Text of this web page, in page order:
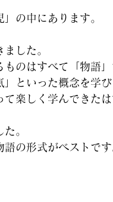
の中にあります。
した。
のはすべて「物語」
といった概念を学び
楽しく学んできたは
。
の形式がベストです